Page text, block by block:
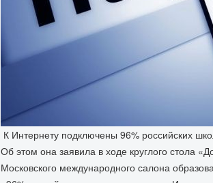
К Интернету подключены 96% российских
Об этом она заявила в ходе круглого стола
Московского международного салона